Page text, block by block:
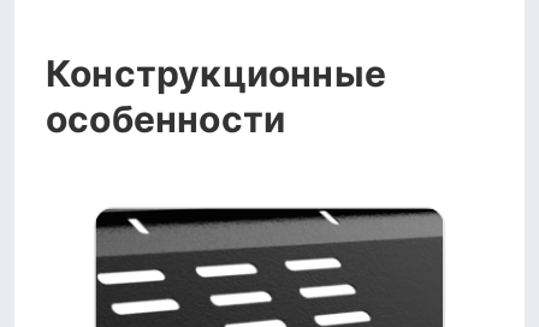
Конструкционные
особенности